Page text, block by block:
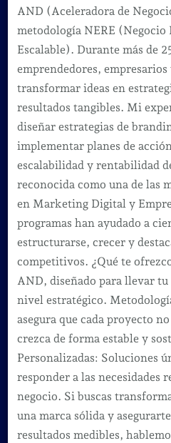
AND (Aceleradora de
metodología NERE (Negocio
Escalable). Durante más de
emprendedores, empresarios
transformar ideas en
resultados tangibles. Mi
diseñar estrategias de
implementar planes de
escalabilidad y rentabilidad
reconocida como una de las
en Marketing Digital y
programas han ayudado a
estructurarse, crecer y
competitivos. ¿Qué te
AND, diseñado para llevar
nivel estratégico.
asegura que cada proyecto
crezca de forma estable y
Personalizadas: Soluciones
responder a las necesidades
negocio. Si buscas
una marca sólida y
resultados medibles,